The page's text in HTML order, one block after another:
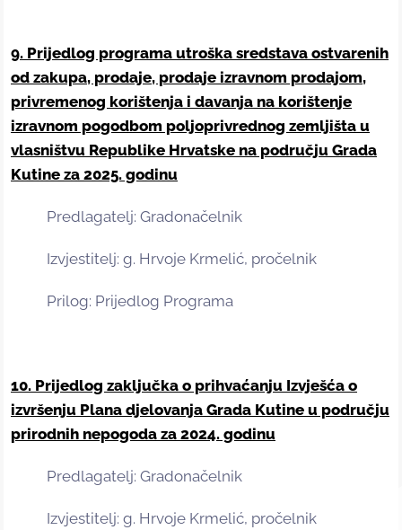
9. Prijedlog programa utroška sredstava ostvarenih
od zakupa, prodaje, prodaje izravnom prodajom,
privremenog korištenja i davanja na korištenje
izravnom pogodbom poljoprivrednog zemljišta u
vlasništvu Republike Hrvatske na području Grada
Kutine za 2025. godinu
Predlagatelj: Gradonačelnik
Izvjestitelj: g. Hrvoje Krmelić, pročelnik
Prilog: Prijedlog Programa
10. Prijedlog zaključka o prihvaćanju Izvješća o
izvršenju Plana djelovanja Grada Kutine u području
prirodnih nepogoda za 2024. godinu
Predlagatelj: Gradonačelnik
Izvjestitelj: g. Hrvoje Krmelić, pročelnik